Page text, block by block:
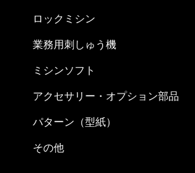
ロックミシン
業務用刺しゅう機
ミシンソフト
アクセサリー・オプション部品
パターン（型紙）
その他